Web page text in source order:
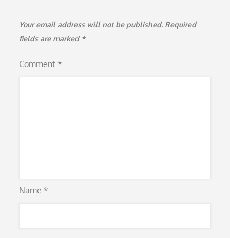
Your email address will not be published. Required
fields are marked *
Comment *
Name *